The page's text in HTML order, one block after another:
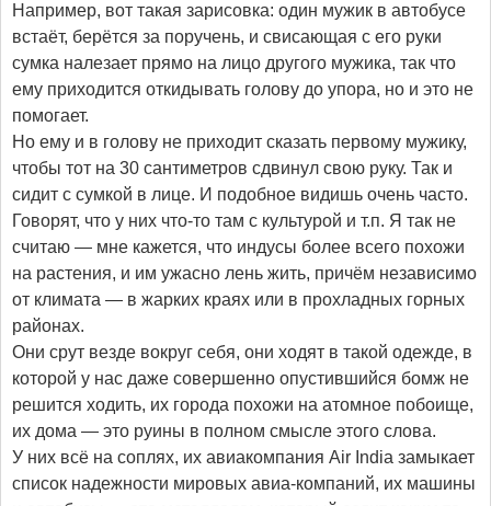
Например, вот такая зарисовка: один мужик в автобусе
встаёт, берётся за поручень, и свисающая с его руки
сумка налезает прямо на лицо другого мужика, так что
ему приходится откидывать голову до упора, но и это не
помогает.
Но ему и в голову не приходит сказать первому мужику,
чтобы тот на 30 сантиметров сдвинул свою руку. Так и
сидит с сумкой в лице. И подобное видишь очень часто.
Говорят, что у них что-то там с культурой и т.п. Я так не
считаю — мне кажется, что индусы более всего похожи
на растения, и им ужасно лень жить, причём независимо
от климата — в жарких краях или в прохладных горных
районах.
Они срут везде вокруг себя, они ходят в такой одежде, в
которой у нас даже совершенно опустившийся бомж не
решится ходить, их города похожи на атомное побоище,
их дома — это руины в полном смысле этого слова.
У них всё на соплях, их авиакомпания Air India замыкает
список надежности мировых авиа-компаний, их машины